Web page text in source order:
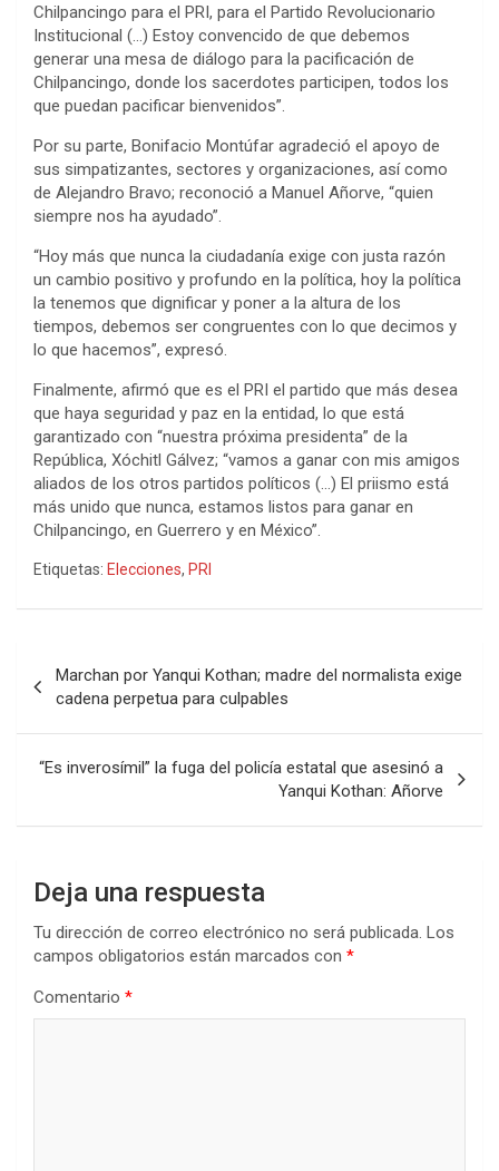
Chilpancingo para el PRI, para el Partido Revolucionario
Institucional (…) Estoy convencido de que debemos
generar una mesa de diálogo para la pacificación de
Chilpancingo, donde los sacerdotes participen, todos los
que puedan pacificar bienvenidos”.
Por su parte, Bonifacio Montúfar agradeció el apoyo de
sus simpatizantes, sectores y organizaciones, así como
de Alejandro Bravo; reconoció a Manuel Añorve, “quien
siempre nos ha ayudado”.
“Hoy más que nunca la ciudadanía exige con justa razón
un cambio positivo y profundo en la política, hoy la política
la tenemos que dignificar y poner a la altura de los
tiempos, debemos ser congruentes con lo que decimos y
lo que hacemos”, expresó.
Finalmente, afirmó que es el PRI el partido que más desea
que haya seguridad y paz en la entidad, lo que está
garantizado con “nuestra próxima presidenta” de la
República, Xóchitl Gálvez; “vamos a ganar con mis amigos
aliados de los otros partidos políticos (…) El priismo está
más unido que nunca, estamos listos para ganar en
Chilpancingo, en Guerrero y en México”.
Etiquetas: Elecciones, PRI
de
entradas
Marchan por Yanqui Kothan; madre del normalista exige
cadena perpetua para culpables
“Es inverosímil” la fuga del policía estatal que asesinó a
Yanqui Kothan: Añorve
Deja una respuesta
Tu dirección de correo electrónico no será publicada. Los
campos obligatorios están marcados con *
Comentario *